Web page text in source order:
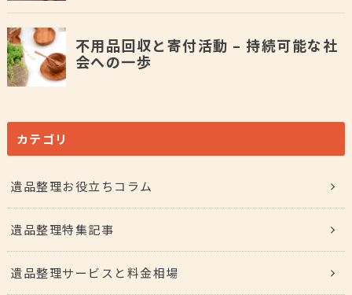
カテゴリ
遺品整理お役立ちコラム
遺品整理特集記事
遺品整理サービスと料金相場